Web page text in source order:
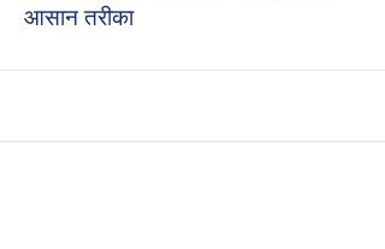
आसान तरीका